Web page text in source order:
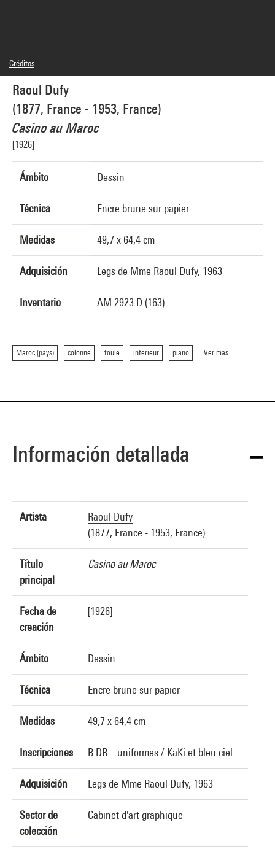
Raoul Dufy
(1877, France - 1953, France)
Casino au Maroc
[1926]
Ámbito Dessin
Técnica Encre brune sur papier
Medidas 49,7 x 64,4 cm
Adquisición Legs de Mme Raoul Dufy, 1963
Inventario AM 2923 D (163)
Maroc (pays) colonne foule intérieur piano Ver más
Créditos
© Adagp, Paris
Créditos fotográficos : Florian David - Mairie de Bordeaux
Referencia de la imagen : 5A05037
Información detallada
Artista
Raoul Dufy
(1877, France - 1953, France)
Título
principal
Casino au Maroc
Fecha de
creación
[1926]
Ámbito Dessin
Técnica Encre brune sur papier
Medidas 49,7 x 64,4 cm
Inscripciones B.DR. : uniformes / KaKi et bleu ciel
Adquisición Legs de Mme Raoul Dufy, 1963
Sector de
colección
Cabinet d'art graphique